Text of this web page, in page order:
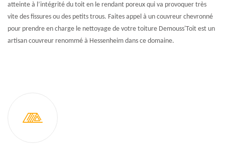
atteinte à l’intégrité du toit en le rendant poreux qui va provoquer très
vite des fissures ou des petits trous. Faites appel à un couvreur chevronné
pour prendre en charge le nettoyage de votre toiture Demouss'Toit est un
artisan couvreur renommé à Hessenheim dans ce domaine.